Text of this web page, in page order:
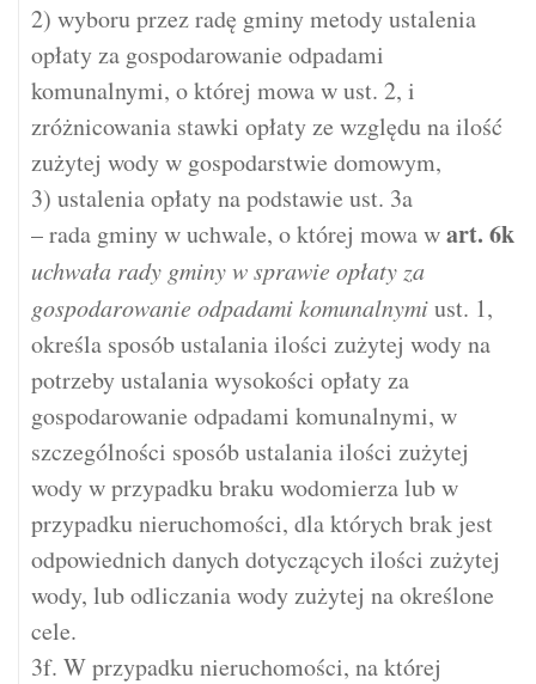
2) wyboru przez radę gminy metody ustalenia
opłaty za gospodarowanie odpadami
komunalnymi, o której mowa w ust. 2, i
zróżnicowania stawki opłaty ze względu na ilość
zużytej wody w gospodarstwie domowym,
3) ustalenia opłaty na podstawie ust. 3a
– rada gminy w uchwale, o której mowa wart. 6k
uchwała rady gminy w sprawie opłaty za
gospodarowanie odpadami komunalnymiust. 1,
określa sposób ustalania ilości zużytej wody na
potrzeby ustalania wysokości opłaty za
gospodarowanie odpadami komunalnymi, w
szczególności sposób ustalania ilości zużytej
wody w przypadku braku wodomierza lub w
przypadku nieruchomości, dla których brak jest
odpowiednich danych dotyczących ilości zużytej
wody, lub odliczania wody zużytej na określone
cele.
3f. W przypadku nieruchomości, na której